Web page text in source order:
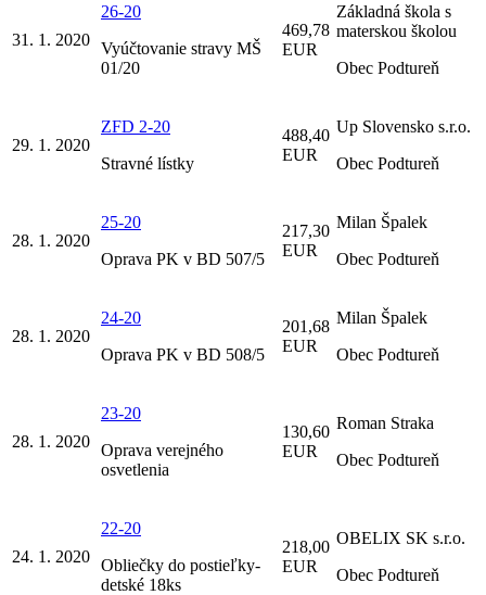
31. 1. 2020
26-20
Vyúčtovanie stravy MŠ
01/20
469,78
EUR
Základná škola s
materskou školou
Obec Podtureň
29. 1. 2020
ZFD 2-20
Stravné lístky
488,40
EUR
Up Slovensko s.r.o.
Obec Podtureň
28. 1. 2020
25-20
Oprava PK v BD 507/5
217,30
EUR
Milan Špalek
Obec Podtureň
28. 1. 2020
24-20
Oprava PK v BD 508/5
201,68
EUR
Milan Špalek
Obec Podtureň
28. 1. 2020
23-20
Oprava verejného
osvetlenia
130,60
EUR
Roman Straka
Obec Podtureň
24. 1. 2020
22-20
Obliečky do postieľky-
detské 18ks
218,00
EUR
OBELIX SK s.r.o.
Obec Podtureň